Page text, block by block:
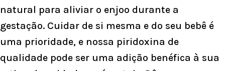
natural para aliviar o enjoo durante a
gestação. Cuidar de si mesma e do seu bebê é
uma prioridade, e nossa piridoxina de
qualidade pode ser uma adição benéfica à sua